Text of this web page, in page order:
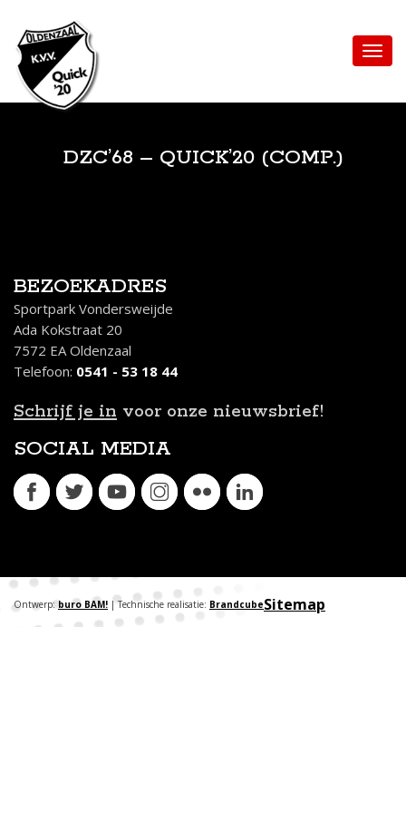
DZC’68 – QUICK’20 (COMP.)
BEZOEKADRES
Sportpark Vondersweijde
Ada Kokstraat 20
7572 EA Oldenzaal
Telefoon: 0541 - 53 18 44
Schrijf je in voor onze nieuwsbrief!
SOCIAL MEDIA
Sitemap
Ontwerp: buro BAM! | Technische realisatie: Brandcube